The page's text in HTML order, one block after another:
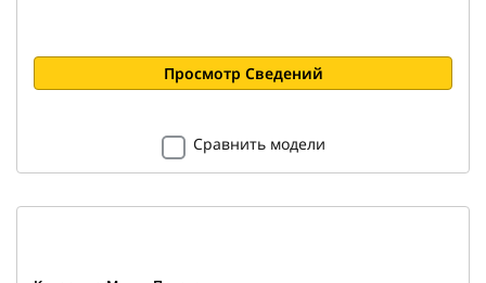
Просмотр Сведений
Сравнить модели